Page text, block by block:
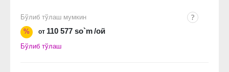
Бўлиб тўлаш мумкин
%
от 110 577 so`m/ой
Бўлиб тўлаш